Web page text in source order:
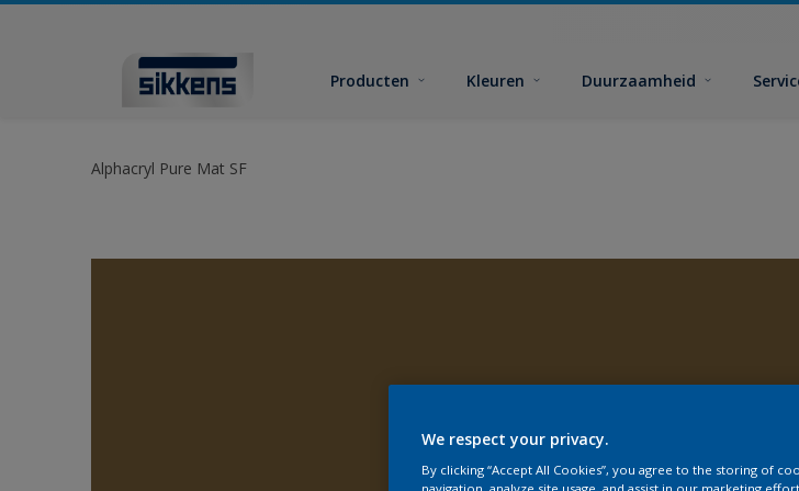
Producten Kleuren Duurzaamheid
Alphacryl Pure Mat SF
We respect your privacy.
By clicking “Accept All Cookies”, you agree to the storing of